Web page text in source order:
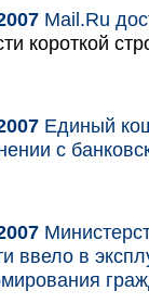
Mail.Ru
короткой
Единый
с
ввело в